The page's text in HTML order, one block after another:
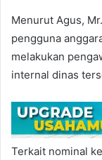
Menurut Agus,
pengguna
melakukan
internal dinas
Terkait nominal